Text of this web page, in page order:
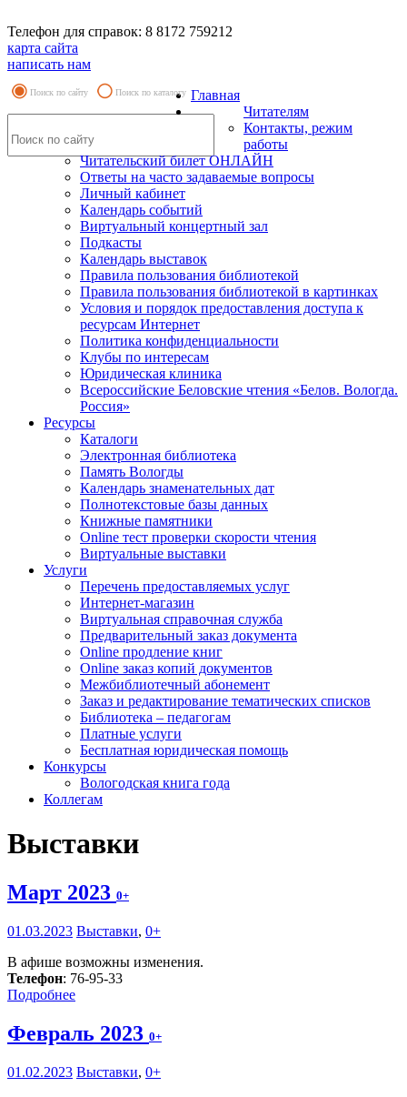
Телефон для справок: 8 8172 759212
карта сайта
написать нам
Поиск по сайту Поиск по каталогу Главная
Читателям
Контакты, режим
работы
Читательский билет ОНЛАЙН
Ответы на часто задаваемые вопросы
Личный кабинет
Календарь событий
Виртуальный концертный зал
Подкасты
Календарь выставок
Правила пользования библиотекой
Правила пользования библиотекой в картинках
Условия и порядок предоставления доступа к
ресурсам Интернет
Политика конфиденциальности
Клубы по интересам
Юридическая клиника
Всероссийские Беловские чтения «Белов. Вологда.
Россия»
Ресурсы
Каталоги
Электронная библиотека
Память Вологды
Календарь знаменательных дат
Полнотекстовые базы данных
Книжные памятники
Online тест проверки скорости чтения
Виртуальные выставки
Услуги
Перечень предоставляемых услуг
Интернет-магазин
Виртуальная справочная служба
Предварительный заказ документа
Online продление книг
Online заказ копий документов
Межбиблиотечный абонемент
Заказ и редактирование тематических списков
Библиотека – педагогам
Платные услуги
Бесплатная юридическая помощь
Конкурсы
Вологодская книга года
Коллегам
Выставки
Март 2023 0+
01.03.2023 Выставки, 0+
В афише возможны изменения.
Телефон: 76-95-33
Подробнее
Февраль 2023 0+
01.02.2023 Выставки, 0+